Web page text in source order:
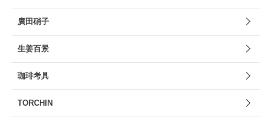
廣田硝子
生姜百景
珈琲考具
TORCHIN